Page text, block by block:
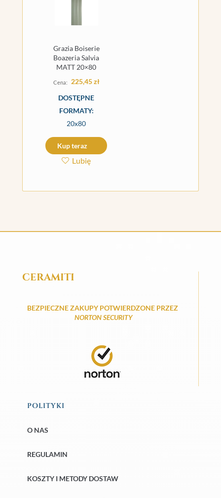
Grazia Boiserie
Boazeria Salvia
MATT 20×80
225,45zł
DOSTĘPNE
FORMATY:
20x80
Kup teraz
Lubię
CERAMITI
BEZPIECZNE ZAKUPY POTWIERDZONE PRZEZ
NORTON SECURITY
POLITYKI
O NAS
REGULAMIN
KOSZTY I METODY DOSTAW